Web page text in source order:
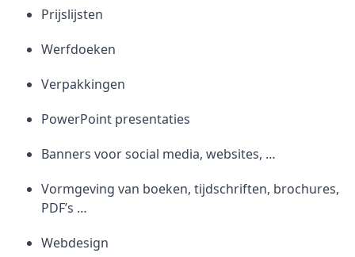
Prijslijsten
Werfdoeken
Verpakkingen
PowerPoint presentaties
Banners voor social media, websites, …
Vormgeving van boeken, tijdschriften, brochures,
PDF’s …
Webdesign